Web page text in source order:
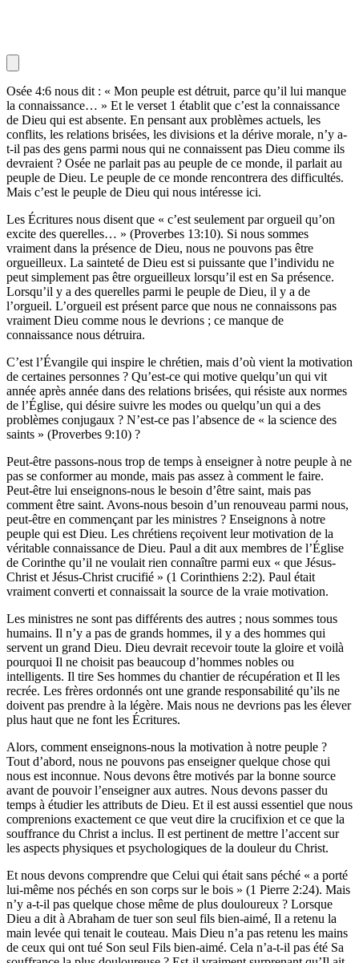
Osée 4:6 nous dit : « Mon peuple est détruit, parce qu’il lui manque
la connaissance… » Et le verset 1 établit que c’est la connaissance
de Dieu qui est absente. En pensant aux problèmes actuels, les
conflits, les relations brisées, les divisions et la dérive morale, n’y a-
t-il pas des gens parmi nous qui ne connaissent pas Dieu comme ils
devraient ? Osée ne parlait pas au peuple de ce monde, il parlait au
peuple de Dieu. Le peuple de ce monde rencontrera des difficultés.
Mais c’est le peuple de Dieu qui nous intéresse ici.
Les Écritures nous disent que « c’est seulement par orgueil qu’on
excite des querelles… » (Proverbes 13:10). Si nous sommes
vraiment dans la présence de Dieu, nous ne pouvons pas être
orgueilleux. La sainteté de Dieu est si puissante que l’individu ne
peut simplement pas être orgueilleux lorsqu’il est en Sa présence.
Lorsqu’il y a des querelles parmi le peuple de Dieu, il y a de
l’orgueil. L’orgueil est présent parce que nous ne connaissons pas
vraiment Dieu comme nous le devrions ; ce manque de
connaissance nous détruira.
C’est l’Évangile qui inspire le chrétien, mais d’où vient la motivation
de certaines personnes ? Qu’est-ce qui motive quelqu’un qui vit
année après année dans des relations brisées, qui résiste aux normes
de l’Église, qui désire suivre les modes ou quelqu’un qui a des
problèmes conjugaux ? N’est-ce pas l’absence de « la science des
saints » (Proverbes 9:10) ?
Peut-être passons-nous trop de temps à enseigner à notre peuple à ne
pas se conformer au monde, mais pas assez à comment le faire.
Peut-être lui enseignons-nous le besoin d’être saint, mais pas
comment être saint. Avons-nous besoin d’un renouveau parmi nous,
peut-être en commençant par les ministres ? Enseignons à notre
peuple qui est Dieu. Les chrétiens reçoivent leur motivation de la
véritable connaissance de Dieu. Paul a dit aux membres de l’Église
de Corinthe qu’il ne voulait rien connaître parmi eux « que Jésus-
Christ et Jésus-Christ crucifié » (1 Corinthiens 2:2). Paul était
vraiment converti et connaissait la source de la vraie motivation.
Les ministres ne sont pas différents des autres ; nous sommes tous
humains. Il n’y a pas de grands hommes, il y a des hommes qui
servent un grand Dieu. Dieu devrait recevoir toute la gloire et voilà
pourquoi Il ne choisit pas beaucoup d’hommes nobles ou
intelligents. Il tire Ses hommes du chantier de récupération et Il les
recrée. Les frères ordonnés ont une grande responsabilité qu’ils ne
doivent pas prendre à la légère. Mais nous ne devrions pas les élever
plus haut que ne font les Écritures.
Alors, comment enseignons-nous la motivation à notre peuple ?
Tout d’abord, nous ne pouvons pas enseigner quelque chose qui
nous est inconnue. Nous devons être motivés par la bonne source
avant de pouvoir l’enseigner aux autres. Nous devons passer du
temps à étudier les attributs de Dieu. Et il est aussi essentiel que nous
comprenions exactement ce que veut dire la crucifixion et ce que la
souffrance du Christ a inclus. Il est pertinent de mettre l’accent sur
les aspects physiques et psychologiques de la douleur du Christ.
Et nous devons comprendre que Celui qui était sans péché « a porté
lui-même nos péchés en son corps sur le bois » (1 Pierre 2:24). Mais
n’y a-t-il pas quelque chose même de plus douloureux ? Lorsque
Dieu a dit à Abraham de tuer son seul fils bien-aimé, Il a retenu la
main levée qui tenait le couteau. Mais Dieu n’a pas retenu les mains
de ceux qui ont tué Son seul Fils bien-aimé. Cela n’a-t-il pas été Sa